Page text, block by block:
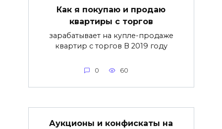
Как я покупаю и продаю
квартиры с торгов
зарабатывает на купле-продаже
квартир с торгов В 2019 году
0 60
Аукционы и конфискаты на